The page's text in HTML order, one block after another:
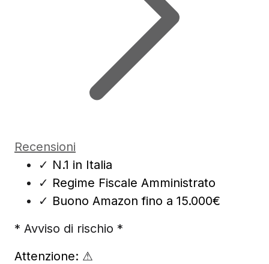
Recensioni
✓ N.1 in Italia
✓ Regime Fiscale Amministrato
✓ Buono Amazon fino a 15.000€
* Avviso di rischio *
Attenzione: ⚠